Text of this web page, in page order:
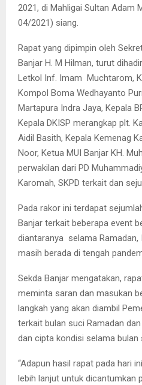
2021, di Mahligai Sultan Adam
04/2021) siang.
Rapat yang dipimpin oleh
Banjar H. M Hilman, turut
Letkol Inf. Imam Muchtarom,
Kompol Boma Wedhayanto
Martapura Indra Jaya, Kepala
Kepala DKISP merangkap plt.
Aidil Basith, Kepala Kemenag
Noor, Ketua MUI Banjar KH.
perwakilan dari PD
Karomah, SKPD terkait dan
Pada rakor ini terdapat
Banjar terkait beberapa event
diantaranya selama Ramadan,
masih berada di tengah
Sekda Banjar mengatakan,
meminta saran dan masukan
langkah yang akan diambil
terkait bulan suci Ramadan
dan cipta kondisi selama bulan
“Adapun hasil rapat pada hari
lebih lanjut untuk dicantumkan